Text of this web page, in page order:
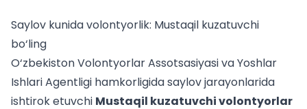
Saylov kunida volontyorlik: Mustaqil kuzatuvchi
bo‘ling
O‘zbekiston Volontyorlar Assotsasiyasi va Yoshlar
Ishlari Agentligi hamkorligida saylov jarayonlarida
ishtirok etuvchi Mustaqil kuzatuvchi volontyorlar